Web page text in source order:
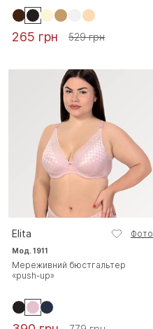
265 грн 529 грн
Elita Фото
Мод. 1911
Мереживний бюстгальтер
«push-up»